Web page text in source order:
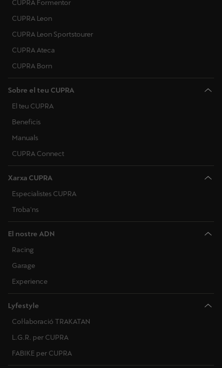
CUPRA Formentor
CUPRA Leon
CUPRA Leon Sportstourer
CUPRA Ateca
CUPRA Born
Sobre el teu CUPRA
El teu CUPRA
Beneficis
Manuals
CUPRA Connect
Xarxa CUPRA
Especialistes CUPRA
Troba'ns
El nostre ADN
Racing
Garage
Experience
Lyfestyle
Col·laboració TRAKATAN
L.G.R. per CUPRA
FABIKE per CUPRA